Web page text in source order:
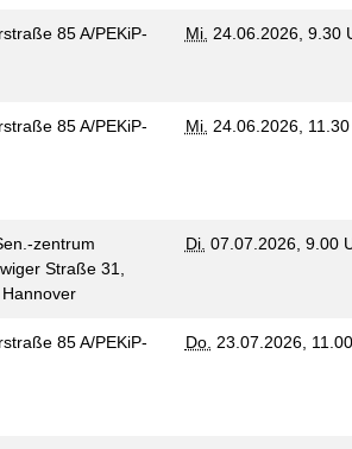
85 A/PEKiP-
Mi. 24.06.2026, 9.30
85 A/PEKiP-
Mi. 24.06.2026,
zentrum
Straße 31,
Di. 07.07.2026, 9.00
85 A/PEKiP-
Do. 23.07.2026,